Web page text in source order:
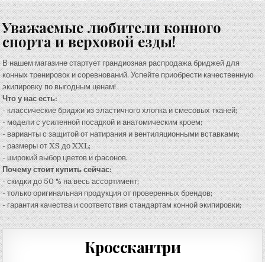
Уважаемые любители конного
спорта и верховой езды!
В нашем магазине стартует грандиозная распродажа бриджей для
конных тренировок и соревнований. Успейте приобрести качественную
экипировку по выгодным ценам!
Что у нас есть:
- классические бриджи из эластичного хлопка и смесовых тканей;
- модели с усиленной посадкой и анатомическим кроем;
- варианты с защитой от натирания и вентиляционными вставками;
- размеры от XS до XXL;
- широкий выбор цветов и фасонов.
Почему стоит купить сейчас:
- скидки до 50 % на весь ассортимент;
- только оригинальная продукция от проверенных брендов;
- гарантия качества и соответствия стандартам конной экипировки;
Кросскантри